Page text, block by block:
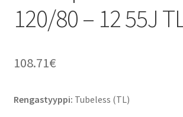
120/80 – 12 55J
108.71€
Rengastyyppi: Tubeless (TL)